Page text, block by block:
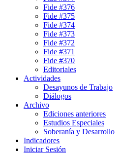
Fide #376
Fide #375
Fide #374
Fide #373
Fide #372
Fide #371
Fide #370
Editoriales
Actividades
Desayunos de Trabajo
Diálogos
Archivo
Ediciones anteriores
Estudios Especiales
Soberanía y Desarrollo
Indicadores
Iniciar Sesión